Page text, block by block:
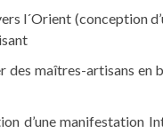
(conception
artisans en
d’une manifestation